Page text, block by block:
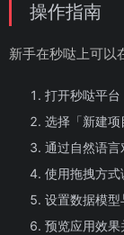
操作指南
新手在秒哒上可以
打开秒哒平台
选择「新建项
通过自然语言
使用拖拽方式
设置数据模型
预览应用效果